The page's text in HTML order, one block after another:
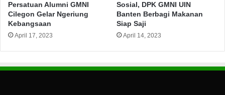
Persatuan Alumni GMNI
Cilegon Gelar Ngeriung
Kebangsaan
April 17, 2023
Sosial, DPK GMNI UIN
Banten Berbagi Makanan
Siap Saji
April 14, 2023